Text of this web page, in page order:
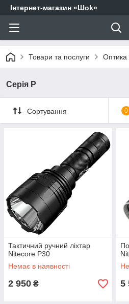
Інтернет-магазин «Шоk»
Товари та послуги Оптика
Серія P
Сортування 0
Тактичний ручний ліхтар
Nitecore P30
Немає в наявності
2 950 ₴ 5